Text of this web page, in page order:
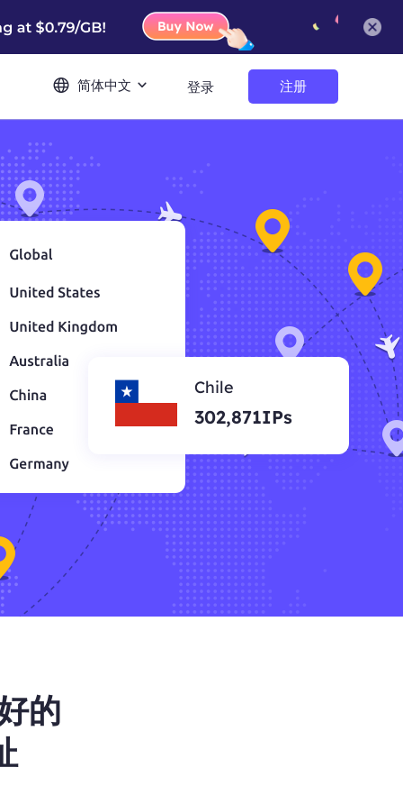
简体中文 登录 注册
Chile
302,871IPs
的